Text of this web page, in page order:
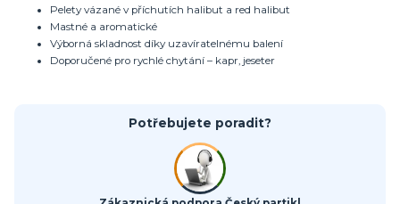
Pelety vázané v příchutích halibut a red halibut
Mastné a aromatické
Výborná skladnost díky uzavíratelnému balení
Doporučené pro rychlé chytání – kapr, jeseter
Potřebujete poradit?